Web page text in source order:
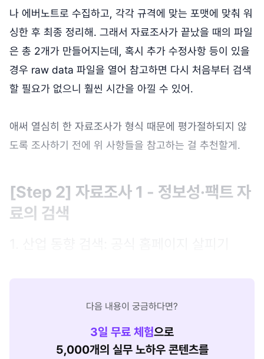
나 에버노트로 수집하고, 각각 규격에 맞는 포맷에 맞춰 워
싱한 후 최종 정리해. 그래서 자료조사가 끝났을 때의 파일
은 총 2개가 만들어지는데, 혹시 추가 수정사항 등이 있을
경우 raw data 파일을 열어 참고하면 다시 처음부터 검색
할 필요가 없으니 훨씬 시간을 아낄 수 있어.
애써 열심히 한 자료조사가 형식 때문에 평가절하되지 않
도록 조사하기 전에 위 사항들을 참고하는 걸 추천할게.
[Step 2] 자료조사 1 - 정보성·팩트 자
료의 검색
다음 내용이 궁금하다면?
3일 무료 체험으로
5,000개의 실무 노하우 콘텐츠를